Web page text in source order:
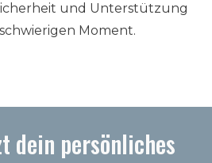
und Unterstützung
Moment.
dein persönliches